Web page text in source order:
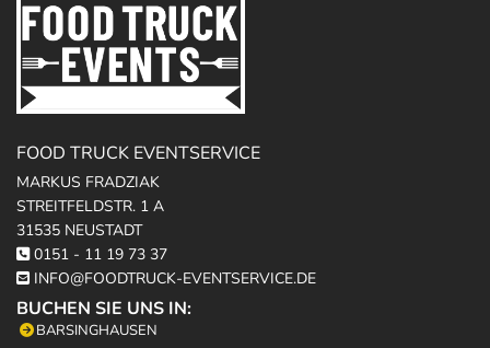
FOOD TRUCK EVENTSERVICE
MARKUS FRADZIAK
STREITFELDSTR. 1 A
31535 NEUSTADT
 0151 - 11 19 73 37
 INFO@FOODTRUCK-EVENTSERVICE.DE
BUCHEN SIE UNS IN:
BARSINGHAUSEN